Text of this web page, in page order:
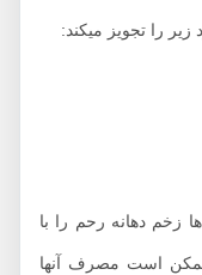
تجویز میکند:
دهانه رحم را با
است مصرف آنها